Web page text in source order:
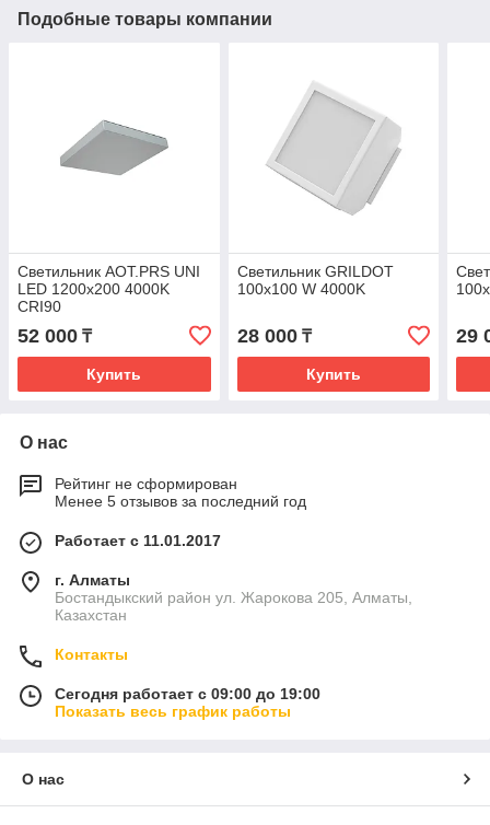
Подобные товары компании
Светильник AOT.PRS UNI
LED 1200x200 4000K
CRI90
52 000 ₸
Купить
Светильник GRILDOT
100x100 W 4000K
28 000₸
Купить
29
О нас
Рейтинг не сформирован
Менее 5 отзывов за последний год
Работает с 11.01.2017
г. Алматы
Бостандыкский район ул. Жарокова 205, Алматы,
Казахстан
Контакты
Сегодня работает с 09:00 до 19:00
Показать весь график работы
О нас